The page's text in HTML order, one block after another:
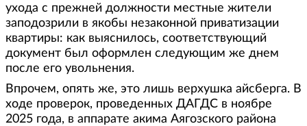
ухода с прежней должности местные жители
заподозрили в якобы незаконной приватизации
квартиры: как выяснилось, соответствующий
документ был оформлен следующим же днем
после его увольнения.
Впрочем, опять же, это лишь верхушка айсберга. В
ходе проверок, проведенных ДАГДС в ноябре
2025 года, в аппарате акима Аягозского района